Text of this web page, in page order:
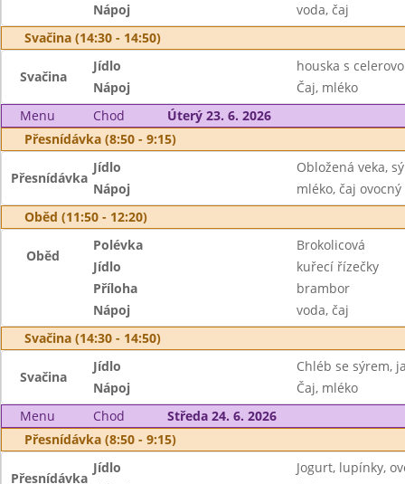
Nápoj
voda, čaj
Svačina (14:30 - 14:50)
Svačina
Jídlo
houska s
Nápoj
Čaj, mléko
Menu
Chod
Úterý 23. 6. 2026
Přesnídávka (8:50 - 9:15)
Přesnídávka
Jídlo
Obložená veka,
Nápoj
mléko, čaj ovocný
Oběd (11:50 - 12:20)
Oběd
Polévka
Brokolicová
Jídlo
kuřecí řízečky
Příloha
brambor
Nápoj
voda, čaj
Svačina (14:30 - 14:50)
Svačina
Jídlo
Chléb se sýrem,
Nápoj
Čaj, mléko
Menu
Chod
Středa 24. 6. 2026
Přesnídávka (8:50 - 9:15)
Přesnídávka
Jídlo
Jogurt, lupínky,